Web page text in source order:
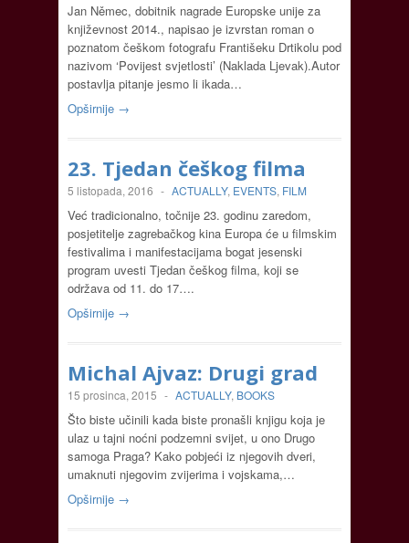
Jan Němec, dobitnik nagrade Europske unije za
književnost 2014., napisao je izvrstan roman o
poznatom češkom fotografu Františeku Drtikolu pod
nazivom ‘Povijest svjetlosti’ (Naklada Ljevak).Autor
postavlja pitanje jesmo li ikada…
Opširnije →
23. Tjedan češkog filma
5 listopada, 2016 - ACTUALLY, EVENTS, FILM
Već tradicionalno, točnije 23. godinu zaredom,
posjetitelje zagrebačkog kina Europa će u filmskim
festivalima i manifestacijama bogat jesenski
program uvesti Tjedan češkog filma, koji se
održava od 11. do 17….
Opširnije →
Michal Ajvaz: Drugi grad
15 prosinca, 2015 - ACTUALLY, BOOKS
Što biste učinili kada biste pronašli knjigu koja je
ulaz u tajni noćni podzemni svijet, u ono Drugo
samoga Praga? Kako pobjeći iz njegovih dveri,
umaknuti njegovim zvijerima i vojskama,…
Opširnije →